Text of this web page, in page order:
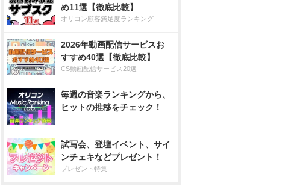
め11選【徹底比較】
オリコン顧客満足度ランキング
2026年動画配信サービスお
すすめ40選【徹底比較】
CS動画配信サービス20選
毎週の音楽ランキングから、
ヒットの推移をチェック！
試写会、登壇イベント、サイ
ンチェキなどプレゼント！
プレゼント特集